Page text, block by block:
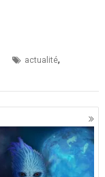
actualité,